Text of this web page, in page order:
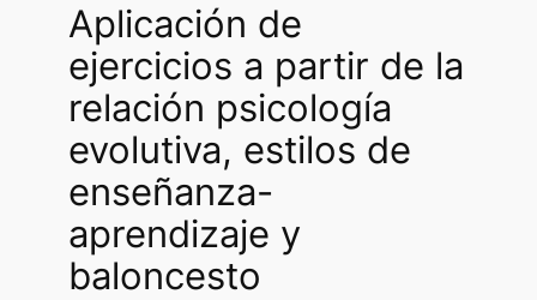
Aplicación de
ejercicios a partir de la
relación psicología
evolutiva, estilos de
enseñanza-
aprendizaje y
baloncesto